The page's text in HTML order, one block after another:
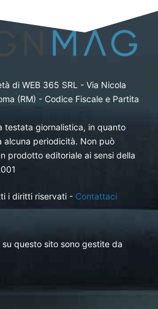
di WEB 365 SRL - Via Nicola
(RM) - Codice Fiscale e Partita
testata giornalistica, in quanto
alcuna periodicità. Non può
prodotto editoriale ai sensi della
i diritti riservati - Contattaci
questo sito sono gestite da